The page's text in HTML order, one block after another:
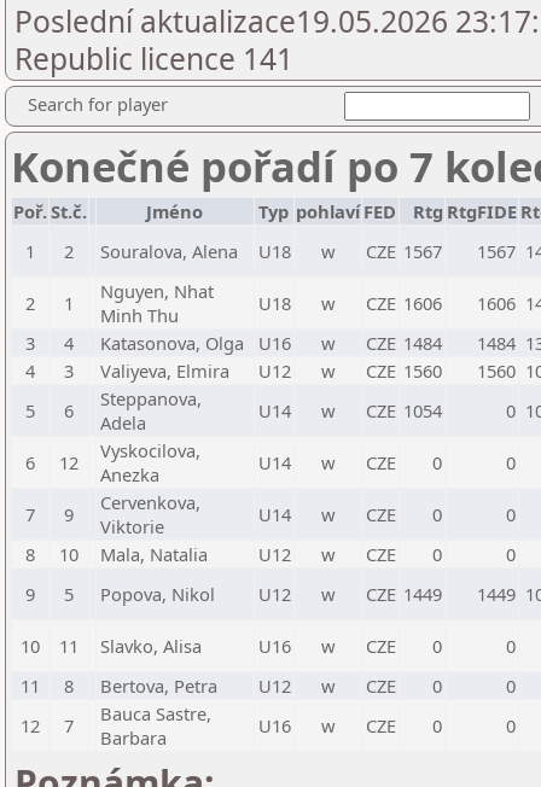
Poslední aktualizace19.05.2026
Republic licence 141
Search for player
Konečné pořadí po 7
Poř.St.č. Jméno Typ pohlaví FED Rtg RtgFIDE
1
2 Souralova, Alena U18 w CZE 1567 1567
2 1
Nguyen, Nhat
Minh Thu
U18 w CZE 1606 1606
3
4 Katasonova, Olga U16 w CZE 1484 1484
4
3 Valiyeva, Elmira U12 w CZE 1560 1560
5
6
Steppanova,
Adela
U14 w CZE 1054 0
6 12
Vyskocilova,
Anezka
U14 w CZE 0 0
7 9
Cervenkova,
Viktorie
U14 w CZE 0
0
8
10 Mala, Natalia U12 w CZE 0
0
9
5 Popova, Nikol U12 w CZE 1449 1449
10 11 Slavko, Alisa U16 w CZE 0
0
11
8 Bertova, Petra U12 w CZE 0
0
12
7
Bauca Sastre,
Barbara
U16 w CZE 0 0